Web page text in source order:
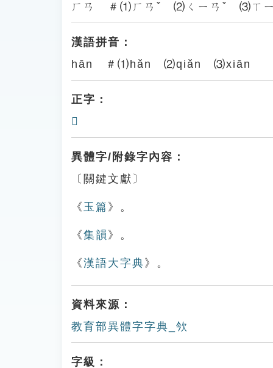
ㄏㄢ ＃⑴ㄏㄢˇ ⑵ㄑㄧㄢˇ ⑶ㄒ
漢語拼音：
hān ＃⑴hǎn ⑵qiǎn ⑶xiān
正字：
𣢺
異體字/附錄字內容：
〔關鍵文獻〕
《 玉篇 》。
《集韻 》。
《漢語大字典 》。
資料來源：
教育部異體字字典_欦
字級：